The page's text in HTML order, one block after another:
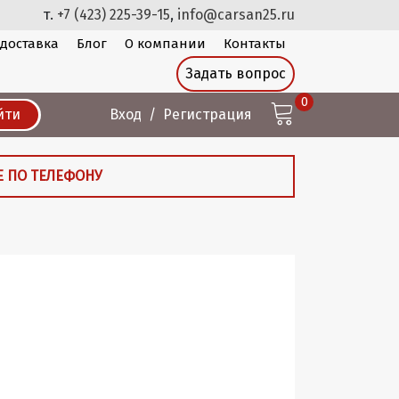
т. +7 (423) 225-39-15, info@carsan25.ru
Блог О компании Контакты
Задать вопрос
Вход Регистрация
0
ПО ТЕЛЕФОНУ